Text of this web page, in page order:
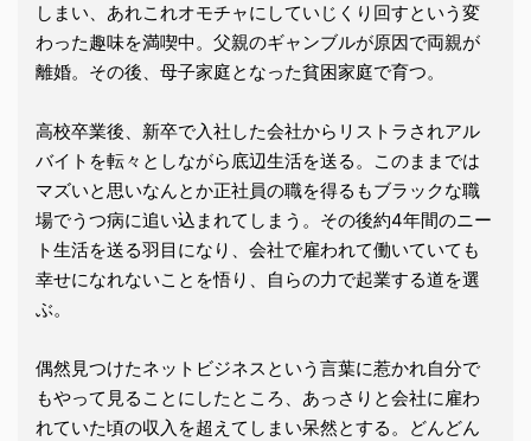
しまい、あれこれオモチャにしていじくり回すという変
わった趣味を満喫中。父親のギャンブルが原因で両親が
離婚。その後、母子家庭となった貧困家庭で育つ。
高校卒業後、新卒で入社した会社からリストラされアル
バイトを転々としながら底辺生活を送る。このままでは
マズいと思いなんとか正社員の職を得るもブラックな職
場でうつ病に追い込まれてしまう。その後約4年間のニー
ト生活を送る羽目になり、会社で雇われて働いていても
幸せになれないことを悟り、自らの力で起業する道を選
ぶ。
偶然見つけたネットビジネスという言葉に惹かれ自分で
もやって見ることにしたところ、あっさりと会社に雇わ
れていた頃の収入を超えてしまい呆然とする。どんどん